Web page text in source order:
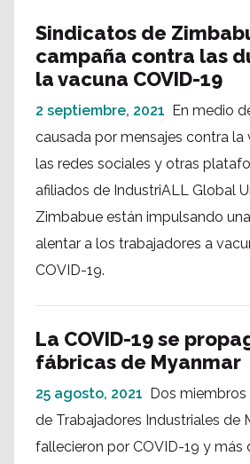
Sindicatos de
campaña contra las
la vacuna COVID-19
2 septiembre, 2021 En medio
causada por mensajes contra la
las redes sociales y otras
afiliados de IndustriALL Global
Zimbabue están impulsando
alentar a los trabajadores a
COVID-19.
La COVID-19 se
fábricas de Myanmar
25 agosto, 2021 Dos miembros
de Trabajadores Industriales de
fallecieron por COVID-19 y más